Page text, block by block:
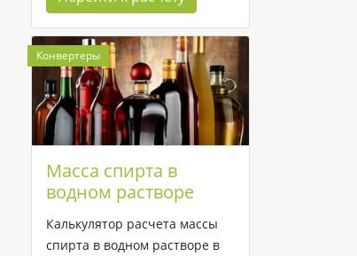
Конвертеры
Масса спирта в
водном растворе
Калькулятор расчета массы
спирта в водном растворе в